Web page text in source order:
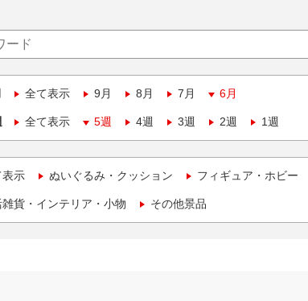
全て表示 9月 8月 7月 6月
全て表示 5週 4週 3週 2週 1週
表示 ぬいぐるみ・クッション フィギュア・ホビー
貨・インテリア・小物 その他景品